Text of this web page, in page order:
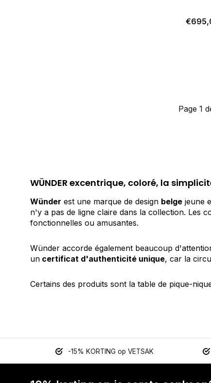
Page 1
WÜNDER excentrique, coloré, la
Wünder est une marque de design belge jeune
n'y a pas de ligne claire dans la collection. Les
fonctionnelles ou amusantes.
Wünder accorde également beaucoup
un certificat d'authenticité unique, car la
Certains des produits sont la table de pique-
-15% KORTING op VETSAK